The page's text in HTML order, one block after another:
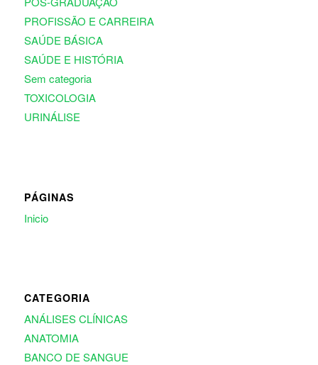
PROFISSÃO E CARREIRA
SAÚDE BÁSICA
SAÚDE E HISTÓRIA
Sem categoria
TOXICOLOGIA
URINÁLISE
PÁGINAS
Inicio
CATEGORIA
ANÁLISES CLÍNICAS
ANATOMIA
BANCO DE SANGUE